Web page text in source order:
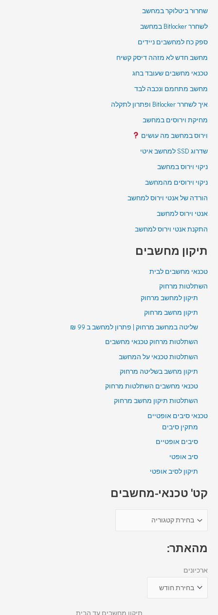
שחרור ביטלוקר במחשב
לשחרר Bitlocker במחשב
ספק כח למחשבים ניידים
מחשב חדש לא מזהה דיסק קשיח
טכנאי מחשבים שעובד בחג
מחשב מתחמם ונכבה לבד
איך לשחרר Bitlocker ופתרון לתקלה
מחיקת וירוסים במחשב
וירוס במחשב מה עושים
שדרוג SSD למחשב איטי
ניקוי וירוס במחשב
ניקוי וירוסים מהמחשב
הורדה של אנטי וירוס למחשב
אנטי וירוס למחשב
התקנת אנטי וירוס למחשב
תיקון מחשבים
טכנאי מחשבים לבית
השתלטות מרחוק
תיקון למחשב מרחוק
תיקון מחשב מרחוק
שליטה במחשב מרחוק | פתרון למחשב ב 99 ₪
השתלטות מרחוק טכנאי מחשבים
השתלטות טכנאי על המחשב
תיקון מחשב בשליטה מרחוק
טכנאי מחשבים השתלטות מרחוק
השתלטות תיקון מחשב מרחוק
טכנאי סיבים אופטיים
מתקין סיבים
סיבים אופטיים
סיב אופטי
תיקון לסיב אופטי
קט' טכנאי-מחשבים
מהאתר:
ארכיונים